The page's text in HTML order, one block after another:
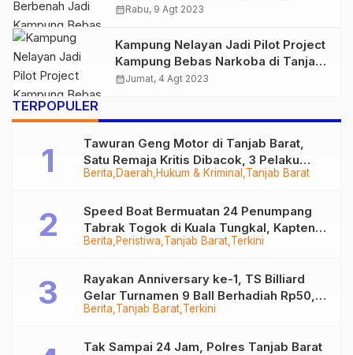
calendar_monthRabu, 9 Agt 2023
Kampung Nelayan Jadi Pilot Project
Kampung Bebas Narkoba di Tanjab
Barat
calendar_monthJumat, 4 Agt 2023
TERPOPULER
Berita Daerah Hukum & Kriminal Tanjab Barat
Tawuran Geng Motor di Tanjab Barat,
Satu Remaja Kritis Dibacok, 3 Pelaku
Ditangkap
Berita Peristiwa Tanjab Barat Terkini
Speed Boat Bermuatan 24 Penumpang
Tabrak Togok di Kuala Tungkal, Kapten
Sempat Hilang
Berita Tanjab Barat Terkini
Rayakan Anniversary ke-1, TS Billiard
Gelar Turnamen 9 Ball Berhadiah Rp50,8
Juta
Tak Sampai 24 Jam, Polres Tanjab Barat